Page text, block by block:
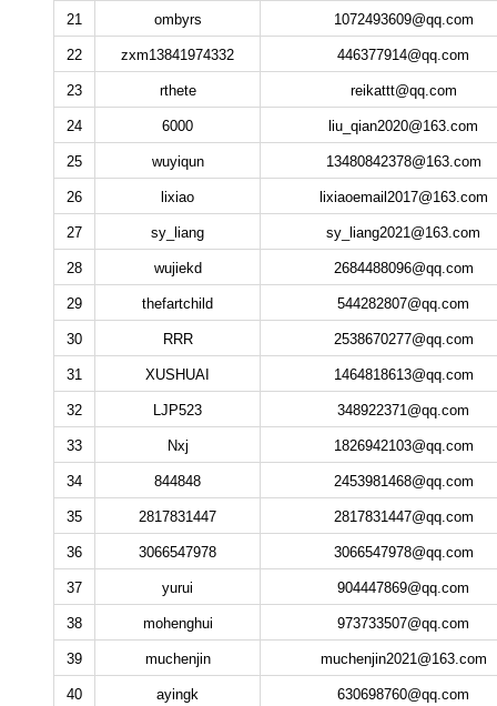
21 ombyrs 1072493609@qq.com
22 zxm13841974332 446377914@qq.com
23 rthete reikattt@qq.com
24 6000 liu_qian2020@163.com
25 wuyiqun 13480842378@163.com
26 lixiao lixiaoemail2017@163.com
27 sy_liang sy_liang2021@163.com
28 wujiekd 2684488096@qq.com
29 thefartchild 544282807@qq.com
30 RRR 2538670277@qq.com
31 XUSHUAI 1464818613@qq.com
32 LJP523 348922371@qq.com
33 Nxj 1826942103@qq.com
34 844848 2453981468@qq.com
35 2817831447 2817831447@qq.com
36 3066547978 3066547978@qq.com
37 yurui 904447869@qq.com
38 mohenghui 973733507@qq.com
39 muchenjin muchenjin2021@163.com
40 ayingk 630698760@qq.com